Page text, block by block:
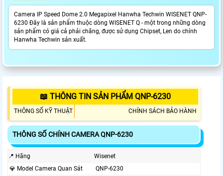
Camera IP Speed Dome 2.0 Megapixel Hanwha Techwin WISENET QNP-
6230 Đây là sản phẩm thuộc dòng WISENET Q - một trong những dòng
sản phẩm có giá cả phải chăng, được sử dụng Chipset, Len do chính
Hanwha Techwin sản xuất.
📖 THÔNG TIN SẢN PHẨM QNP-6230
THÔNG SỐ KỸ THUẬT CHÍNH SÁCH BẢO HÀNH
THÔNG SỐ CHÍNH CAMERA QNP-6230
📍 Hãng
Wisenet
💎 Model Camera Quan Sát
QNP-6230